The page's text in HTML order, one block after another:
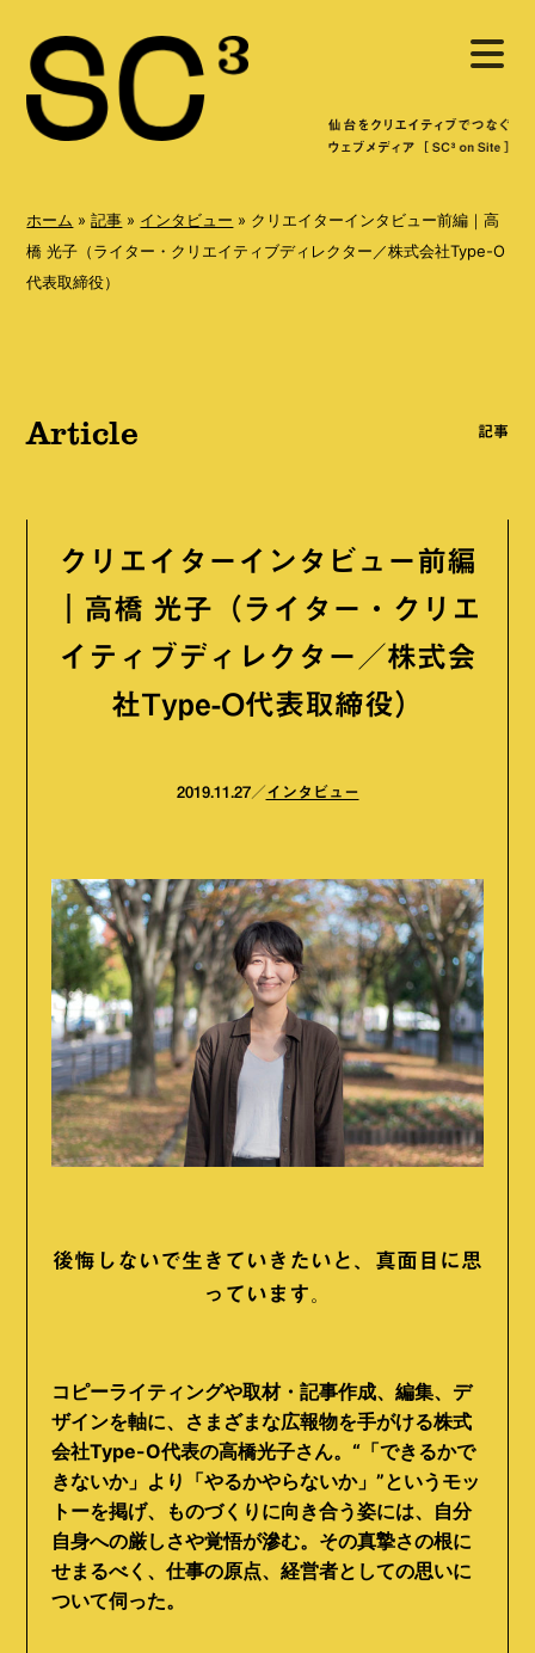
メ
ニ
を
開
く
ホーム »記事 » インタビュー » クリエイターインタビュー前編｜高
橋 光子（ライター・クリエイティブディレクター／株式会社Type-O
代表取締役）
Article 記事
クリエイターインタビュー前編
｜高橋 光子（ライター・クリエ
イティブディレクター／株式会
社Type-O代表取締役）
2019.11.27 インタビュー
後悔しないで生きていきたいと、真面目に思
っています。
コピーライティングや取材・記事作成、編集、デ
ザインを軸に、さまざまな広報物を手がける株式
会社Type-O代表の高橋光子さん。“「できるかで
きないか」より「やるかやらないか」”というモッ
トーを掲げ、ものづくりに向き合う姿には、自分
自身への厳しさや覚悟が滲む。その真摯さの根に
せまるべく、仕事の原点、経営者としての思いに
ついて伺った。